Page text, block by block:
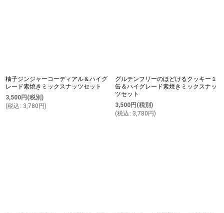
柚子ジンジャーコーディアル＆ハイグ
レード素焼きミックスナッツセット
3,500円 (税別)
(税込 : 3,780 円)
グルテンフリーのほどけるクッキー１
缶＆ハイグレード素焼きミックスナッ
ツセット
3,500円 (税別)
(税込 : 3,780 円)